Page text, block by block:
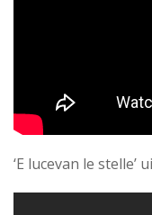
‘E lucevan le stelle’